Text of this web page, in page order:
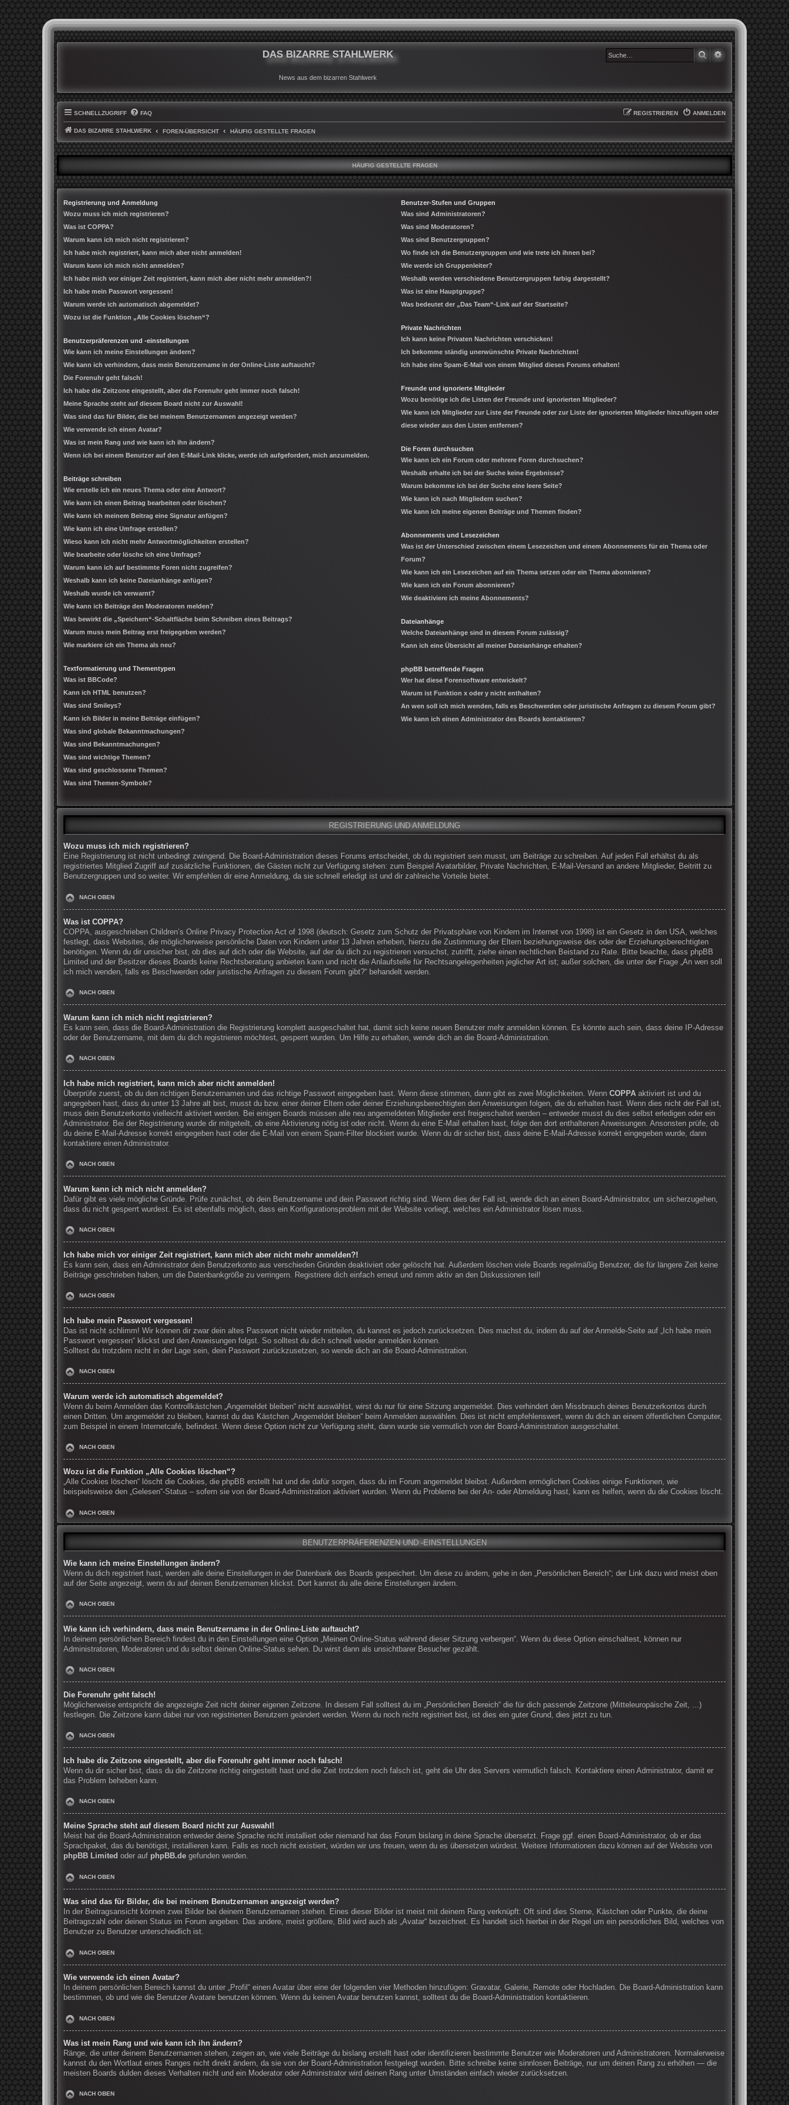
DAS BIZARRE STAHLWERK
News aus dem bizarren Stahlwerk
SUCHE
SCHNELLZUGRIFF FAQ ANMELDEN
REGISTRIEREN
DAS BIZARRE STAHLWERK FOREN-ÜBERSICHT HÄUFIG GESTELLTE FRAGEN
HÄUFIG GESTELLTE FRAGEN
Registrierung und Anmeldung
Wozu muss ich mich registrieren?
Was ist COPPA?
Warum kann ich mich nicht registrieren?
Ich habe mich registriert, kann mich aber nicht anmelden!
Warum kann ich mich nicht anmelden?
Ich habe mich vor einiger Zeit registriert, kann mich aber nicht mehr anmelden?!
Ich habe mein Passwort vergessen!
Warum werde ich automatisch abgemeldet?
Wozu ist die Funktion „Alle Cookies löschen“?
Benutzerpräferenzen und -einstellungen
Wie kann ich meine Einstellungen ändern?
Wie kann ich verhindern, dass mein Benutzername in der Online-Liste auftaucht?
Die Forenuhr geht falsch!
Ich habe die Zeitzone eingestellt, aber die Forenuhr geht immer noch falsch!
Meine Sprache steht auf diesem Board nicht zur Auswahl!
Was sind das für Bilder, die bei meinem Benutzernamen angezeigt werden?
Wie verwende ich einen Avatar?
Was ist mein Rang und wie kann ich ihn ändern?
Wenn ich bei einem Benutzer auf den E-Mail-Link klicke, werde ich aufgefordert, mich anzumelden.
Beiträge schreiben
Wie erstelle ich ein neues Thema oder eine Antwort?
Wie kann ich einen Beitrag bearbeiten oder löschen?
Wie kann ich meinem Beitrag eine Signatur anfügen?
Wie kann ich eine Umfrage erstellen?
Wieso kann ich nicht mehr Antwortmöglichkeiten erstellen?
Wie bearbeite oder lösche ich eine Umfrage?
Warum kann ich auf bestimmte Foren nicht zugreifen?
Weshalb kann ich keine Dateianhänge anfügen?
Weshalb wurde ich verwarnt?
Wie kann ich Beiträge den Moderatoren melden?
Was bewirkt die „Speichern“-Schaltfläche beim Schreiben eines Beitrags?
Warum muss mein Beitrag erst freigegeben werden?
Wie markiere ich ein Thema als neu?
Textformatierung und Thementypen
Was ist BBCode?
Kann ich HTML benutzen?
Was sind Smileys?
Kann ich Bilder in meine Beiträge einfügen?
Was sind globale Bekanntmachungen?
Was sind Bekanntmachungen?
Was sind wichtige Themen?
Was sind geschlossene Themen?
Was sind Themen-Symbole?
Benutzer-Stufen und Gruppen
Was sind Administratoren?
Was sind Moderatoren?
Was sind Benutzergruppen?
Wo finde ich die Benutzergruppen und wie trete ich ihnen bei?
Wie werde ich Gruppenleiter?
Weshalb werden verschiedene Benutzergruppen farbig dargestellt?
Was ist eine Hauptgruppe?
Was bedeutet der „Das Team“-Link auf der Startseite?
Private Nachrichten
Ich kann keine Privaten Nachrichten verschicken!
Ich bekomme ständig unerwünschte Private Nachrichten!
Ich habe eine Spam-E-Mail von einem Mitglied dieses Forums erhalten!
Freunde und ignorierte Mitglieder
Wozu benötige ich die Listen der Freunde und ignorierten Mitglieder?
Wie kann ich Mitglieder zur Liste der Freunde oder zur Liste der ignorierten Mitglieder hinzufügen oder
diese wieder aus den Listen entfernen?
Die Foren durchsuchen
Wie kann ich ein Forum oder mehrere Foren durchsuchen?
Weshalb erhalte ich bei der Suche keine Ergebnisse?
Warum bekomme ich bei der Suche eine leere Seite?
Wie kann ich nach Mitgliedern suchen?
Wie kann ich meine eigenen Beiträge und Themen finden?
Abonnements und Lesezeichen
Was ist der Unterschied zwischen einem Lesezeichen und einem Abonnements für ein Thema oder
Forum?
Wie kann ich ein Lesezeichen auf ein Thema setzen oder ein Thema abonnieren?
Wie kann ich ein Forum abonnieren?
Wie deaktiviere ich meine Abonnements?
Dateianhänge
Welche Dateianhänge sind in diesem Forum zulässig?
Kann ich eine Übersicht all meiner Dateianhänge erhalten?
phpBB betreffende Fragen
Wer hat diese Forensoftware entwickelt?
Warum ist Funktion x oder y nicht enthalten?
An wen soll ich mich wenden, falls es Beschwerden oder juristische Anfragen zu diesem Forum gibt?
Wie kann ich einen Administrator des Boards kontaktieren?
REGISTRIERUNG UND ANMELDUNG
Wozu muss ich mich registrieren?
Eine Registrierung ist nicht unbedingt zwingend. Die Board-Administration dieses Forums entscheidet, ob du registriert sein musst, um Beiträge zu schreiben. Auf jeden Fall erhältst du als
registriertes Mitglied Zugriff auf zusätzliche Funktionen, die Gästen nicht zur Verfügung stehen: zum Beispiel Avatarbilder, Private Nachrichten, E-Mail-Versand an andere Mitglieder, Beitritt zu
Benutzergruppen und so weiter. Wir empfehlen dir eine Anmeldung, da sie schnell erledigt ist und dir zahlreiche Vorteile bietet.
NACH OBEN
Was ist COPPA?
COPPA, ausgeschrieben Children’s Online Privacy Protection Act of 1998 (deutsch: Gesetz zum Schutz der Privatsphäre von Kindern im Internet von 1998) ist ein Gesetz in den USA, welches
festlegt, dass Websites, die möglicherweise persönliche Daten von Kindern unter 13 Jahren erheben, hierzu die Zustimmung der Eltern beziehungsweise des oder der Erziehungsberechtigten
benötigen. Wenn du dir unsicher bist, ob dies auf dich oder die Website, auf der du dich zu registrieren versuchst, zutrifft, ziehe einen rechtlichen Beistand zu Rate. Bitte beachte, dass phpBB
Limited und der Besitzer dieses Boards keine Rechtsberatung anbieten kann und nicht die Anlaufstelle für Rechtsangelegenheiten jeglicher Art ist; außer solchen, die unter der Frage „An wen soll
ich mich wenden, falls es Beschwerden oder juristische Anfragen zu diesem Forum gibt?“ behandelt werden.
NACH OBEN
Warum kann ich mich nicht registrieren?
Es kann sein, dass die Board-Administration die Registrierung komplett ausgeschaltet hat, damit sich keine neuen Benutzer mehr anmelden können. Es könnte auch sein, dass deine IP-Adresse
oder der Benutzername, mit dem du dich registrieren möchtest, gesperrt wurden. Um Hilfe zu erhalten, wende dich an die Board-Administration.
NACH OBEN
Ich habe mich registriert, kann mich aber nicht anmelden!
Überprüfe zuerst, ob du den richtigen Benutzernamen und das richtige Passwort eingegeben hast. Wenn diese stimmen, dann gibt es zwei Möglichkeiten. Wenn COPPA aktiviert ist und du
angegeben hast, dass du unter 13 Jahre alt bist, musst du bzw. einer deiner Eltern oder deiner Erziehungsberechtigten den Anweisungen folgen, die du erhalten hast. Wenn dies nicht der Fall ist,
muss dein Benutzerkonto vielleicht aktiviert werden. Bei einigen Boards müssen alle neu angemeldeten Mitglieder erst freigeschaltet werden – entweder musst du dies selbst erledigen oder ein
Administrator. Bei der Registrierung wurde dir mitgeteilt, ob eine Aktivierung nötig ist oder nicht. Wenn du eine E-Mail erhalten hast, folge den dort enthaltenen Anweisungen. Ansonsten prüfe, ob
du deine E-Mail-Adresse korrekt eingegeben hast oder die E-Mail von einem Spam-Filter blockiert wurde. Wenn du dir sicher bist, dass deine E-Mail-Adresse korrekt eingegeben wurde, dann
kontaktiere einen Administrator.
NACH OBEN
Warum kann ich mich nicht anmelden?
Dafür gibt es viele mögliche Gründe. Prüfe zunächst, ob dein Benutzername und dein Passwort richtig sind. Wenn dies der Fall ist, wende dich an einen Board-Administrator, um sicherzugehen,
dass du nicht gesperrt wurdest. Es ist ebenfalls möglich, dass ein Konfigurationsproblem mit der Website vorliegt, welches ein Administrator lösen muss.
NACH OBEN
Ich habe mich vor einiger Zeit registriert, kann mich aber nicht mehr anmelden?!
Es kann sein, dass ein Administrator dein Benutzerkonto aus verschieden Gründen deaktiviert oder gelöscht hat. Außerdem löschen viele Boards regelmäßig Benutzer, die für längere Zeit keine
Beiträge geschrieben haben, um die Datenbankgröße zu verringern. Registriere dich einfach erneut und nimm aktiv an den Diskussionen teil!
NACH OBEN
Ich habe mein Passwort vergessen!
Das ist nicht schlimm! Wir können dir zwar dein altes Passwort nicht wieder mitteilen, du kannst es jedoch zurücksetzen. Dies machst du, indem du auf der Anmelde-Seite auf „Ich habe mein
Passwort vergessen“ klickst und den Anweisungen folgst. So solltest du dich schnell wieder anmelden können.
Solltest du trotzdem nicht in der Lage sein, dein Passwort zurückzusetzen, so wende dich an die Board-Administration.
NACH OBEN
Warum werde ich automatisch abgemeldet?
Wenn du beim Anmelden das Kontrollkästchen „Angemeldet bleiben“ nicht auswählst, wirst du nur für eine Sitzung angemeldet. Dies verhindert den Missbrauch deines Benutzerkontos durch
einen Dritten. Um angemeldet zu bleiben, kannst du das Kästchen „Angemeldet bleiben“ beim Anmelden auswählen. Dies ist nicht empfehlenswert, wenn du dich an einem öffentlichen Computer,
zum Beispiel in einem Internetcafé, befindest. Wenn diese Option nicht zur Verfügung steht, dann wurde sie vermutlich von der Board-Administration ausgeschaltet.
NACH OBEN
Wozu ist die Funktion „Alle Cookies löschen“?
„Alle Cookies löschen“ löscht die Cookies, die phpBB erstellt hat und die dafür sorgen, dass du im Forum angemeldet bleibst. Außerdem ermöglichen Cookies einige Funktionen, wie
beispielsweise den „Gelesen“-Status – sofern sie von der Board-Administration aktiviert wurden. Wenn du Probleme bei der An- oder Abmeldung hast, kann es helfen, wenn du die Cookies löscht.
NACH OBEN
BENUTZERPRÄFERENZEN UND -EINSTELLUNGEN
Wie kann ich meine Einstellungen ändern?
Wenn du dich registriert hast, werden alle deine Einstellungen in der Datenbank des Boards gespeichert. Um diese zu ändern, gehe in den „Persönlichen Bereich“; der Link dazu wird meist oben
auf der Seite angezeigt, wenn du auf deinen Benutzernamen klickst. Dort kannst du alle deine Einstellungen ändern.
NACH OBEN
Wie kann ich verhindern, dass mein Benutzername in der Online-Liste auftaucht?
In deinem persönlichen Bereich findest du in den Einstellungen eine Option „Meinen Online-Status während dieser Sitzung verbergen“. Wenn du diese Option einschaltest, können nur
Administratoren, Moderatoren und du selbst deinen Online-Status sehen. Du wirst dann als unsichtbarer Besucher gezählt.
NACH OBEN
Die Forenuhr geht falsch!
Möglicherweise entspricht die angezeigte Zeit nicht deiner eigenen Zeitzone. In diesem Fall solltest du im „Persönlichen Bereich“ die für dich passende Zeitzone (Mitteleuropäische Zeit, ...)
festlegen. Die Zeitzone kann dabei nur von registrierten Benutzern geändert werden. Wenn du noch nicht registriert bist, ist dies ein guter Grund, dies jetzt zu tun.
NACH OBEN
Ich habe die Zeitzone eingestellt, aber die Forenuhr geht immer noch falsch!
Wenn du dir sicher bist, dass du die Zeitzone richtig eingestellt hast und die Zeit trotzdem noch falsch ist, geht die Uhr des Servers vermutlich falsch. Kontaktiere einen Administrator, damit er
das Problem beheben kann.
NACH OBEN
Meine Sprache steht auf diesem Board nicht zur Auswahl!
Meist hat die Board-Administration entweder deine Sprache nicht installiert oder niemand hat das Forum bislang in deine Sprache übersetzt. Frage ggf. einen Board-Administrator, ob er das
Sprachpaket, das du benötigst, installieren kann. Falls es noch nicht existiert, würden wir uns freuen, wenn du es übersetzen würdest. Weitere Informationen dazu können auf der Website von
phpBB Limited oder auf phpBB.de gefunden werden.
NACH OBEN
Was sind das für Bilder, die bei meinem Benutzernamen angezeigt werden?
In der Beitragsansicht können zwei Bilder bei deinem Benutzernamen stehen. Eines dieser Bilder ist meist mit deinem Rang verknüpft: Oft sind dies Sterne, Kästchen oder Punkte, die deine
Beitragszahl oder deinen Status im Forum angeben. Das andere, meist größere, Bild wird auch als „Avatar“ bezeichnet. Es handelt sich hierbei in der Regel um ein persönliches Bild, welches von
Benutzer zu Benutzer unterschiedlich ist.
NACH OBEN
Wie verwende ich einen Avatar?
In deinem persönlichen Bereich kannst du unter „Profil“ einen Avatar über eine der folgenden vier Methoden hinzufügen: Gravatar, Galerie, Remote oder Hochladen. Die Board-Administration kann
bestimmen, ob und wie die Benutzer Avatare benutzen können. Wenn du keinen Avatar benutzen kannst, solltest du die Board-Administration kontaktieren.
NACH OBEN
Was ist mein Rang und wie kann ich ihn ändern?
Ränge, die unter deinem Benutzernamen stehen, zeigen an, wie viele Beiträge du bislang erstellt hast oder identifizieren bestimmte Benutzer wie Moderatoren und Administratoren. Normalerweise
kannst du den Wortlaut eines Ranges nicht direkt ändern, da sie von der Board-Administration festgelegt wurden. Bitte schreibe keine sinnlosen Beiträge, nur um deinen Rang zu erhöhen — die
meisten Boards dulden dieses Verhalten nicht und ein Moderator oder Administrator wird deinen Rang unter Umständen einfach wieder zurücksetzen.
NACH OBEN